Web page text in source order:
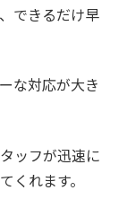
できるだけ早
な対応が大き
ッフが迅速に
くれます。